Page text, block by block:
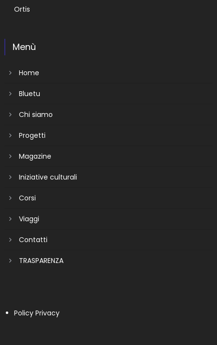
Ortis
Menù
Home
Bluetu
Chi siamo
Progetti
Magazine
Iniziative culturali
Corsi
Viaggi
Contatti
TRASPARENZA
Policy Privacy